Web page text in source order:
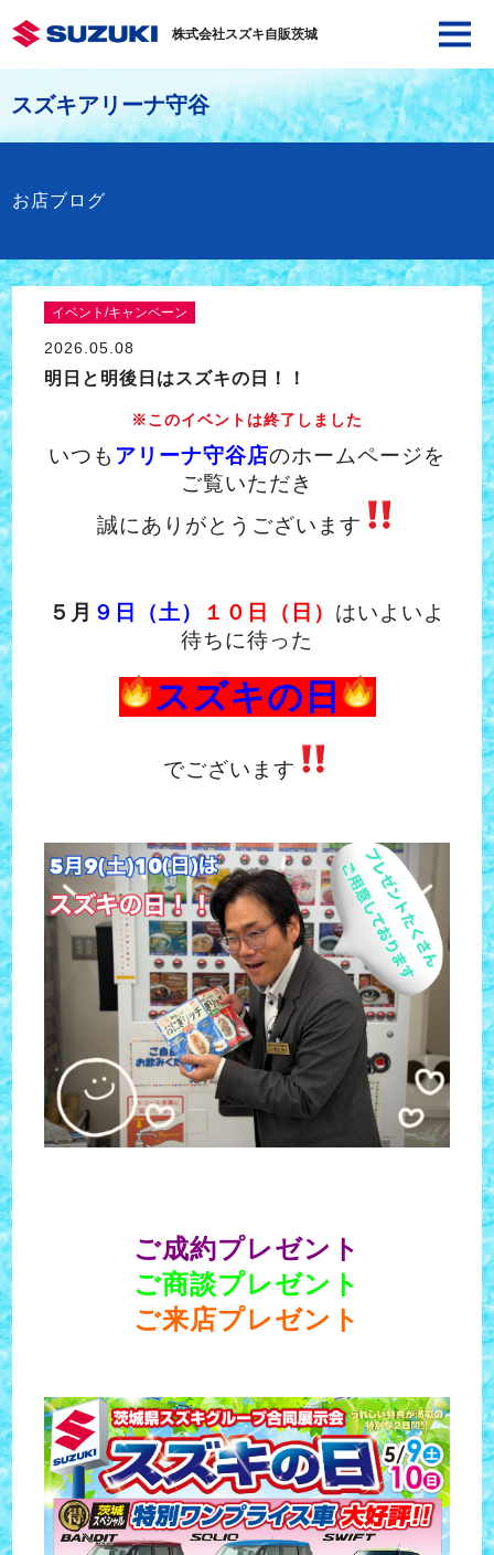
株式会社スズキ自販茨城
スズキアリーナ守谷
お店ブログ
イベント/キャンペーン
2026.05.08
明日と明後日はスズキの日！！
※このイベントは終了しました
いつも アリーナ守谷店のホームページを
ご覧いただき
誠にありがとうございます
５月 ９日（土） １０日（日） はいよいよ
待ちに待った
スズキの日
でございます
ご成約プレゼント
ご商談プレゼント
ご来店プレゼント